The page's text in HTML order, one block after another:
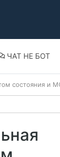
ЧАТ НЕ БОТ
состояния и